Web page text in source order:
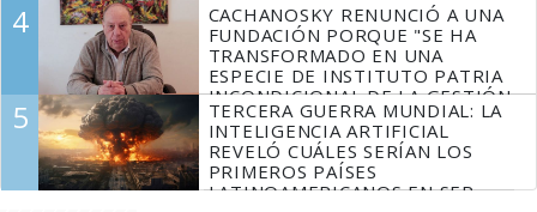
4
CACHANOSKY RENUNCIÓ A UNA
FUNDACIÓN PORQUE "SE HA
TRANSFORMADO EN UNA
ESPECIE DE INSTITUTO PATRIA
INCONDICIONAL DE LA GESTIÓN
DE MILEI"
5
TERCERA GUERRA MUNDIAL: LA
INTELIGENCIA ARTIFICIAL
REVELÓ CUÁLES SERÍAN LOS
PRIMEROS PAÍSES
LATINOAMERICANOS EN SER